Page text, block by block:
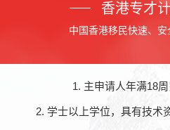
香港专才
中国香港移民快速、
1. 主申请人年满18
2. 学士以上学位，具有技术